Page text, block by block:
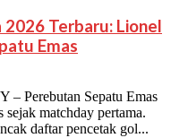
2026 Terbaru: Lionel
Emas
Perebutan Sepatu Emas
matchday pertama.
daftar pencetak gol...